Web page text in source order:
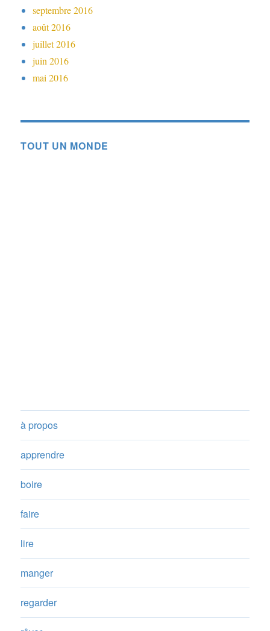
septembre 2016
août 2016
juillet 2016
juin 2016
mai 2016
TOUT UN MONDE
à propos
apprendre
boire
faire
lire
manger
regarder